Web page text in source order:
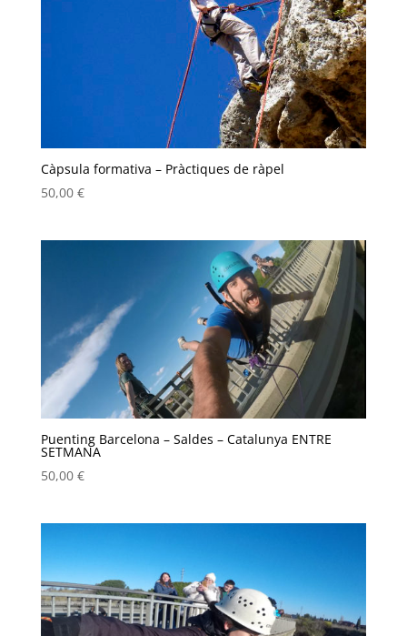
Càpsula formativa – Pràctiques de ràpel
50,00 €
Puenting Barcelona – Saldes – Catalunya ENTRE
SETMANA
50,00 €